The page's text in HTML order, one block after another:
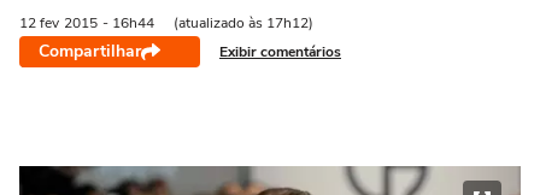
12 fev 2015 - 16h44 (atualizado às 17h12)
Compartilhar Exibir comentários